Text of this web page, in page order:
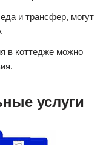
и трансфер, могут
в коттедже можно
услуги